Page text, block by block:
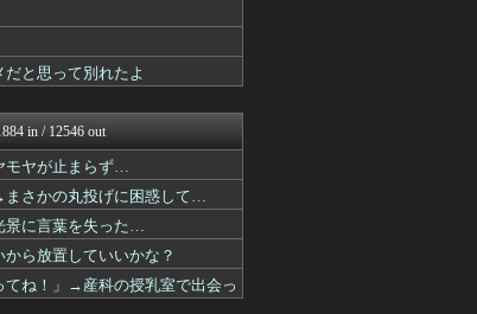
るずレポート - ガー...
るずレポート - ガー...
リカ喪女ルカ┃鬼女・生...
ログ
るずレポート - ガー...
ちゃんねる
リカ喪女ルカ┃鬼女・生...
ログ
はみた -修羅場・恋愛...
ログ
場ハザード -復讐・D...
鬼女様
と思って別れたよ
in / 12546 out
モヤが止まらず…
まさかの丸投げに困惑して…
景に言葉を失った…
ら放置していいかな？
てね！」→産科の授乳室で出会っ